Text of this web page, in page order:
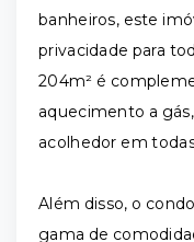
banheiros, este
privacidade para
204m² é
aquecimento a
acolhedor em
Além disso, o
gama de